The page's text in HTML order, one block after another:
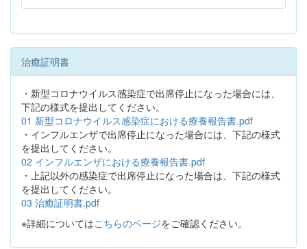
治癒証明書
・新型コロナウイルス感染症で出席停止になった場合には、
下記の様式を提出してください。
01 新型コロナウイルス感染症における療養報告書.pdf
・インフルエンザで出席停止になった場合には、下記の様式
を提出してください。
02 インフルエンザにおける療養報告書.pdf
・上記以外の感染症で出席停止になった場合は、下記の様式
を提出してください。
03 治癒証明書.pdf
※詳細についてはこちらのページをご確認ください。